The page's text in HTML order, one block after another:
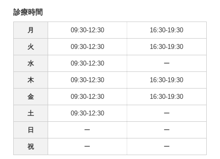
診療時間
月 09:30-12:30 16:30-19:30
火 09:30-12:30 16:30-19:30
水 09:30-12:30 ー
木 09:30-12:30 16:30-19:30
金 09:30-12:30 16:30-19:30
土 09:30-12:30 ー
日 ー ー
祝 ー ー